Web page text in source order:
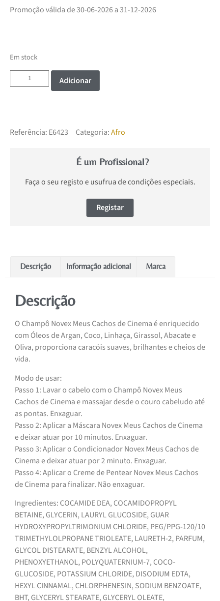
Promoção válida de 30-06-2026 a 31-12-2026
Em stock
Adicionar
Referência: E6423 Categoria:Afro
É um Profissional?
Faça o seu registo e usufrua de condições especiais.
Registar
Descrição Informação adicional Marca
Descrição
O Champô Novex Meus Cachos de Cinema é enriquecido
com Óleos de Argan, Coco, Linhaça, Girassol, Abacate e
Oliva, proporciona caracóis suaves, brilhantes e cheios de
vida.
Modo de usar:
Passo 1: Lavar o cabelo com o Champô Novex Meus
Cachos de Cinema e massajar desde o couro cabeludo até
as pontas. Enxaguar.
Passo 2: Aplicar a Máscara Novex Meus Cachos de Cinema
e deixar atuar por 10 minutos. Enxaguar.
Passo 3: Aplicar o Condicionador Novex Meus Cachos de
Cinema e deixar atuar por 2 minuto. Enxaguar.
Passo 4: Aplicar o Creme de Pentear Novex Meus Cachos
de Cinema para finalizar. Não enxaguar.
Ingredientes: COCAMIDE DEA, COCAMIDOPROPYL
BETAINE, GLYCERIN, LAURYL GLUCOSIDE, GUAR
HYDROXYPROPYLTRIMONIUM CHLORIDE, PEG/PPG-120/10
TRIMETHYLOLPROPANE TRIOLEATE, LAURETH-2, PARFUM,
GLYCOL DISTEARATE, BENZYL ALCOHOL,
PHENOXYETHANOL, POLYQUATERNIUM-7, COCO-
GLUCOSIDE, POTASSIUM CHLORIDE, DISODIUM EDTA,
HEXYL CINNAMAL, CHLORPHENESIN, SODIUM BENZOATE,
BHT, GLYCERYL STEARATE, GLYCERYL OLEATE,